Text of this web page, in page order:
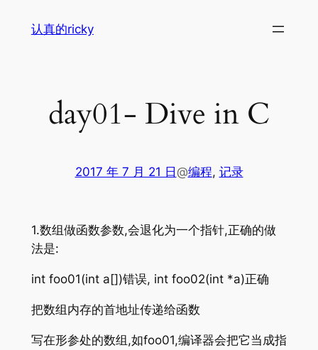
认真的ricky
day01- Dive in C
2017 年 7 月 21 日 @编程, 记录
1.数组做函数参数,会退化为一个指针,正确的做
法是:
int foo01(int a[])错误, int foo02(int *a)正确
把数组内存的首地址传递给函数
写在形参处的数组,如foo01,编译器会把它当成指